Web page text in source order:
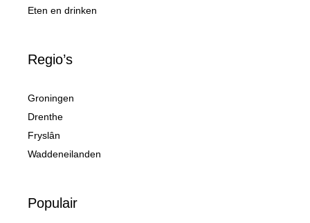
Eten en drinken
Regio’s
Groningen
Drenthe
Fryslân
Waddeneilanden
Populair